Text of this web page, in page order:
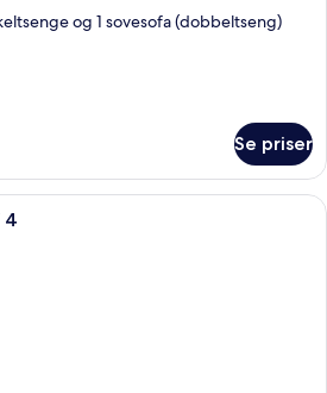
og 1 sovesofa (dobbeltseng)
Se priser
En moderne stue med et
4